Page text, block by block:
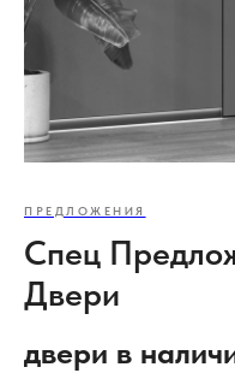
ПРЕДЛОЖЕНИЯ
Спец
Двери
двери в